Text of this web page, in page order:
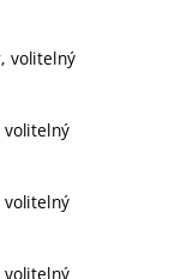
volitelný